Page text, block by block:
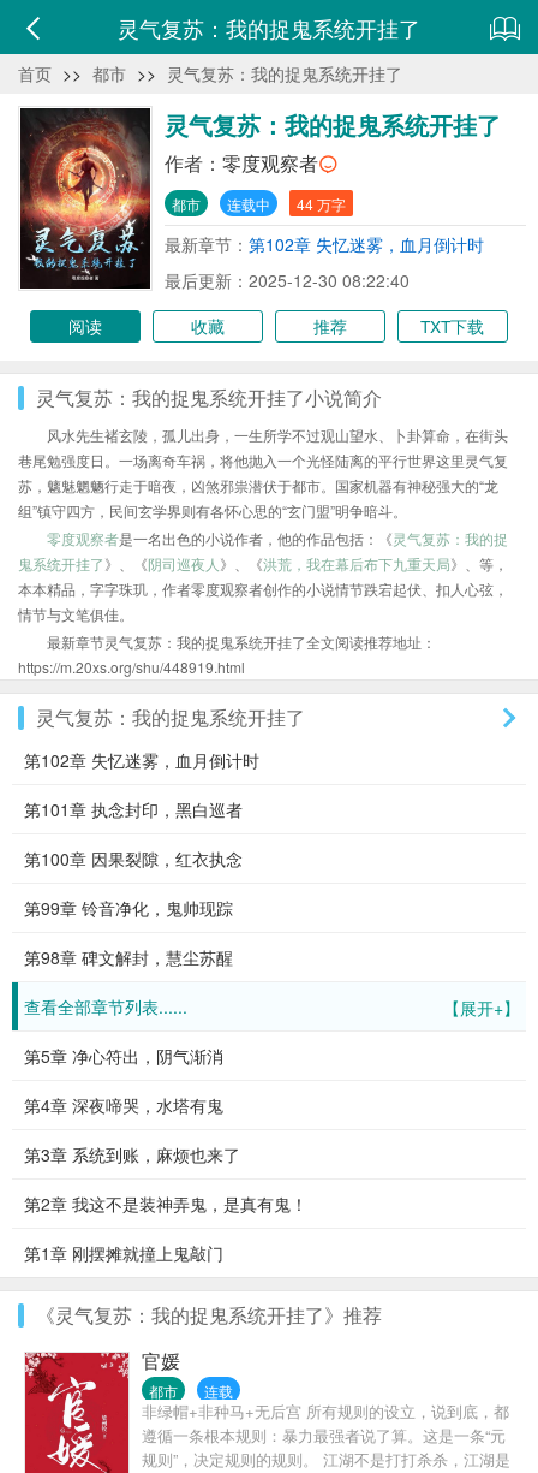
灵气复苏：我的捉鬼系统开挂了
首页 >> 都市 >> 灵气复苏：我的捉鬼系统开挂了
灵气复苏：我的捉鬼系统开挂了
作者： 零度观察者
都市 连载中 44 万字
最新章节： 第102章 失忆迷雾，血月倒计时
最后更新：2025-12-30 08:22:40
阅读
收藏 推荐 TXT下载
灵气复苏：我的捉鬼系统开挂了小说简介
风水先生褚玄陵，孤儿出身，一生所学不过观山望水、卜卦算命，在街头
巷尾勉强度日。一场离奇车祸，将他抛入一个光怪陆离的平行世界这里灵气复
苏，魑魅魍魉行走于暗夜，凶煞邪祟潜伏于都市。国家机器有神秘强大的“龙
组”镇守四方，民间玄学界则有各怀心思的“玄门盟”明争暗斗。
零度观察者是一名出色的小说作者，他的作品包括：《灵气复苏：我的捉
鬼系统开挂了》、《阴司巡夜人 》、《洪荒，我在幕后布下九重天局》、等，
本本精品，字字珠玑，作者零度观察者创作的小说情节跌宕起伏、扣人心弦，
情节与文笔俱佳。
最新章节灵气复苏：我的捉鬼系统开挂了全文阅读推荐地址：
https://m.20xs.org/shu/448919.html
灵气复苏：我的捉鬼系统开挂了
第102章 失忆迷雾，血月倒计时
第101章 执念封印，黑白巡者
第100章 因果裂隙，红衣执念
第99章 铃音净化，鬼帅现踪
第98章 碑文解封，慧尘苏醒
【展开+】
查看全部章节列表......
第5章 净心符出，阴气渐消
第4章 深夜啼哭，水塔有鬼
第3章 系统到账，麻烦也来了
第2章 我这不是装神弄鬼，是真有鬼！
第1章 刚摆摊就撞上鬼敲门
《灵气复苏：我的捉鬼系统开挂了》推荐
官媛
都市 连载
非绿帽+非种马+无后宫 所有规则的设立，说到底，都
遵循一条根本规则：暴力最强者说了算。这是一条“元
规则”，决定规则的规则。 江湖不是打打杀杀，江湖是